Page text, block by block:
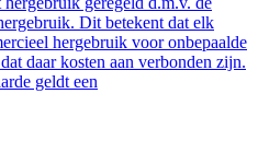
Dit betekent dat elk
hergebruik voor onbepaalde
daar kosten aan verbonden zijn.
geldt een